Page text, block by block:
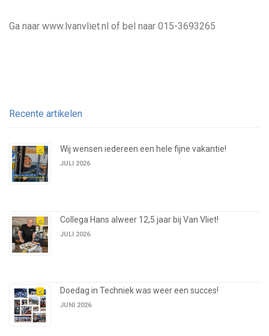
Ga naar www.lvanvliet.nl of bel naar 015-3693265
Recente artikelen
Wij wensen iedereen een hele fijne vakantie!
JULI 2026
Collega Hans alweer 12,5 jaar bij Van Vliet!
JULI 2026
Doedag in Techniek was weer een succes!
JUNI 2026